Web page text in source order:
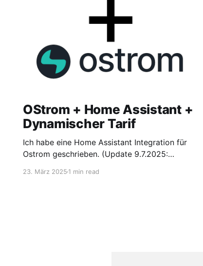
OStrom + Home Assistant +
Dynamischer Tarif
Ich habe eine Home Assistant Integration für
Ostrom geschrieben. (Update 9.7.2025:
23. März 20251 min read